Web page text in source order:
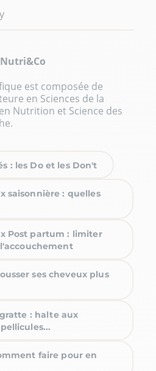
est composée de
en Sciences de la
Nutrition et Science des
: les Do et les Don't
saisonnière : quelles
Post partum : limiter
ses cheveux plus
: halte aux
faire pour en